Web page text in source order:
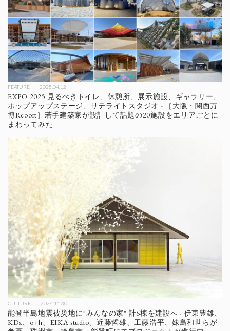
FEATURE 2025.04.12
EXPO 2025 見るべきトイレ、休憩所、展示施設、ギャラリー、
ポップアップステージ、サテライトスタジオ - ［大阪・関西万
博Reoort］若手建築家が設計して話題の20施設をエリアごとに
まわってみた
CULTURE 2024.11.30
能登半島地震被災地に"みんなの家" 計6棟を建設へ - 伊東豊雄、
KDa、o+h、EIKA studio、近藤哲雄、工藤浩平、妹島和世らが